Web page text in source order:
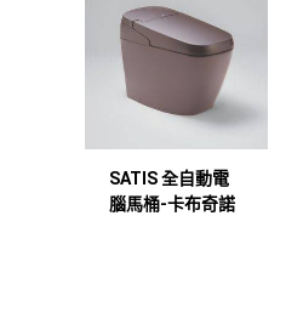
SATIS 全自動電
腦馬桶-卡布奇諾